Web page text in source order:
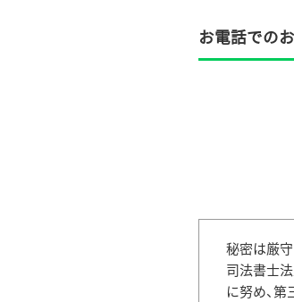
権利義務又は
上記に関する
この目的を
当事務所は
個人情報の
当事務所は、
お電話での
秘密は厳
司法書士
に努め、